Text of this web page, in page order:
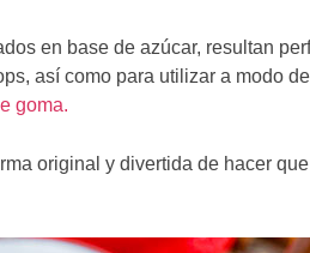
en base de azúcar, resultan
así como para utilizar a modo
goma.
original y divertida de hacer